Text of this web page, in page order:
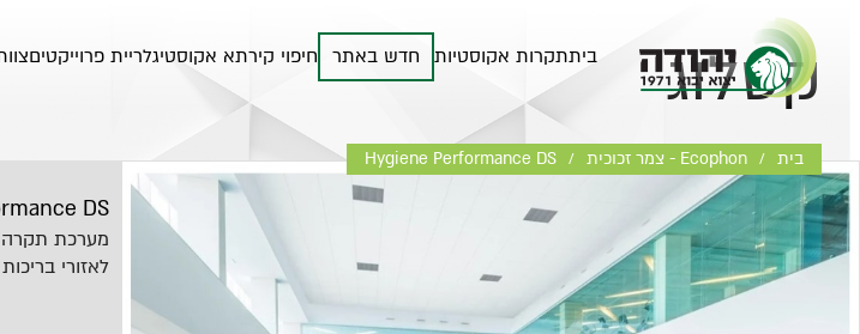
ביתתקרות אקוסטיות חדש באתר חיפוי קירתא אקוסטיגלריית פרוייקטים קטלוג
בית / Ecophon - צמר זכוכית /
Hygiene Performance DS
DS
מערכת תקרה
לאזורי